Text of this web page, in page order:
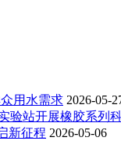
用水需求 2026-05-
验站开展橡胶系列
新征程 2026-05-06